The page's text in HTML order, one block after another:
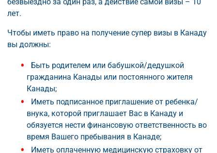
лет.
Чтобы иметь право на получение супер визы в Канаду
вы должны:
Быть родителем или бабушкой/дедушкой
гражданина Канады или постоянного жителя
Канады;
Иметь подписанное приглашение от ребенка/
внука, которой приглашает Вас в Канаду и
обязуется нести финансовую ответственность во
время Вашего пребывания в Канаде;
Иметь оплаченную медицинскую страховку от